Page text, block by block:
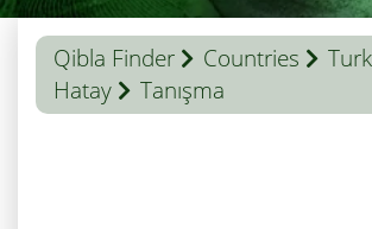
Qibla Finder Countries
Hatay
Tanışma